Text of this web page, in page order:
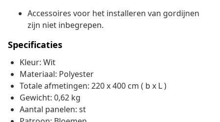
Accessoires voor het installeren van gordijnen
zijn niet inbegrepen.
Specificaties
Kleur: Wit
Materiaal: Polyester
Totale afmetingen: 220 x 400 cm ( b x L )
Gewicht: 0,62 kg
Aantal panelen: st